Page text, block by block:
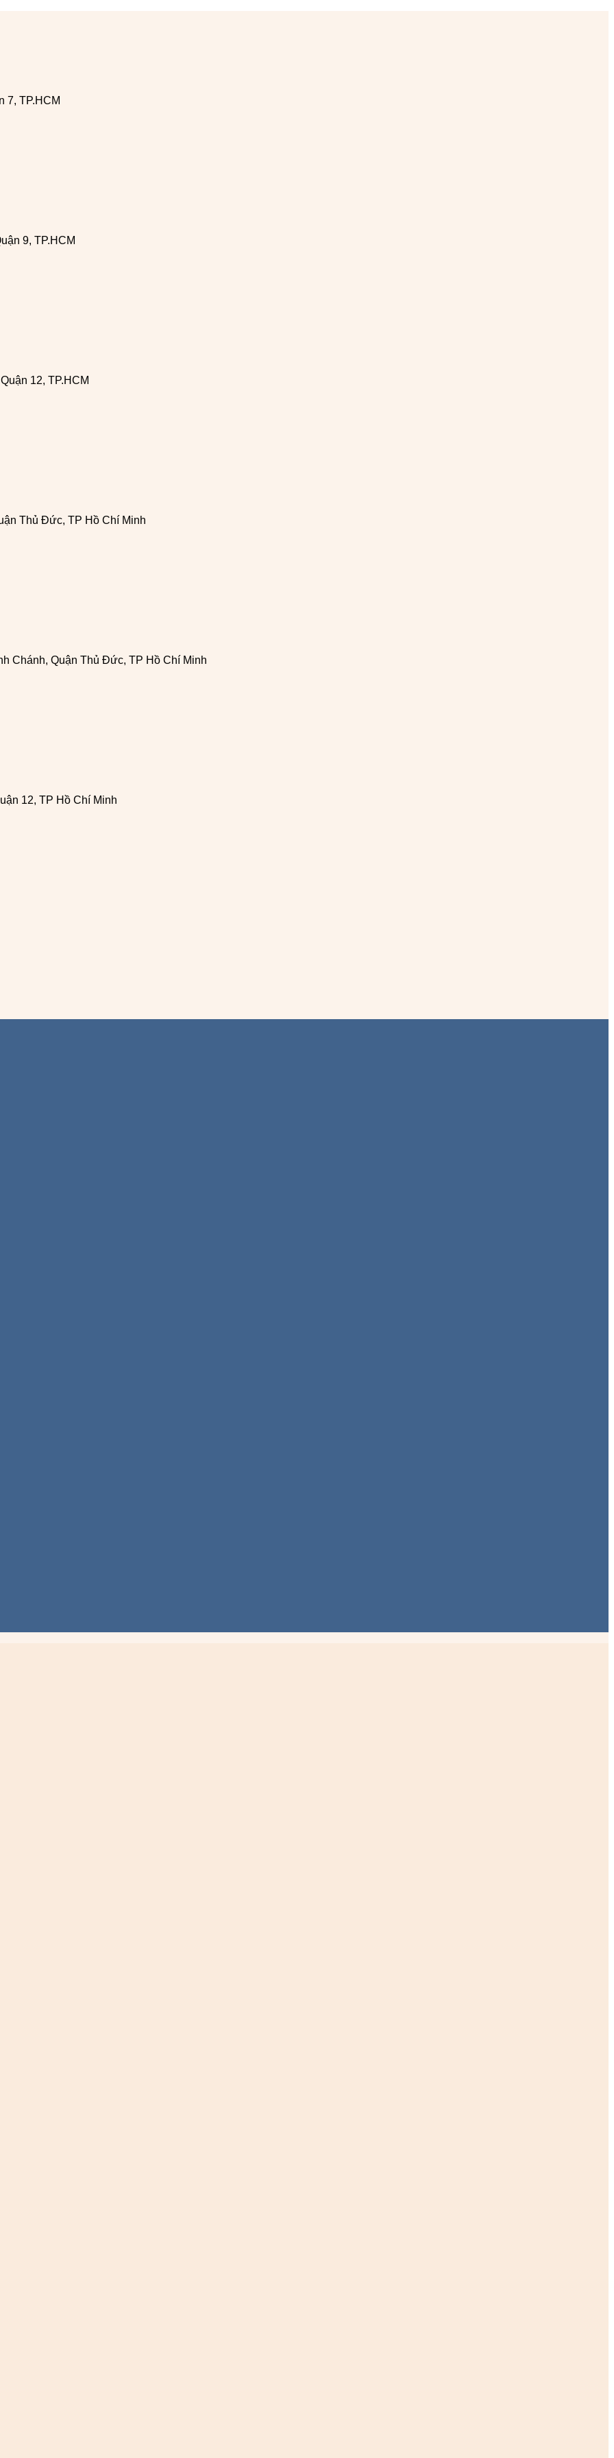
7, TP.HCM
9, TP.HCM
12, TP.HCM
Thủ Đức, TP Hồ Chí Minh
Chánh, Quận Thủ Đức, TP Hồ Chí Minh
12, TP Hồ Chí Minh